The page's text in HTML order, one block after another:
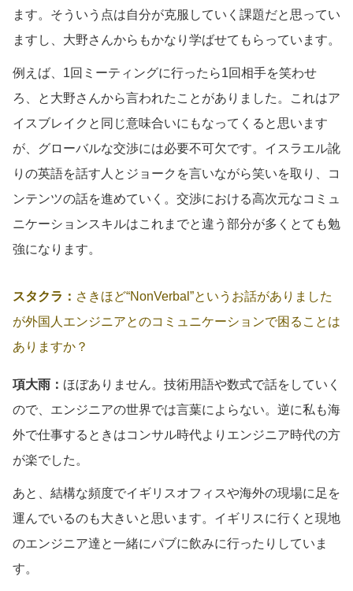
ます。そういう点は自分が克服していく課題だと思ってい
ますし、大野さんからもかなり学ばせてもらっています。
例えば、1回ミーティングに行ったら1回相手を笑わせ
ろ、と大野さんから言われたことがありました。これはア
イスブレイクと同じ意味合いにもなってくると思います
が、グローバルな交渉には必要不可欠です。イスラエル訛
りの英語を話す人とジョークを言いながら笑いを取り、コ
ンテンツの話を進めていく。交渉における高次元なコミュ
ニケーションスキルはこれまでと違う部分が多くとても勉
強になります。
スタクラ： さきほど“NonVerbal”というお話がありました
が外国人エンジニアとのコミュニケーションで困ることは
ありますか？
項大雨： ほぼありません。技術用語や数式で話をしていく
ので、エンジニアの世界では言葉によらない。逆に私も海
外で仕事するときはコンサル時代よりエンジニア時代の方
が楽でした。
あと、結構な頻度でイギリスオフィスや海外の現場に足を
運んでいるのも大きいと思います。イギリスに行くと現地
のエンジニア達と一緒にパブに飲みに行ったりしていま
す。